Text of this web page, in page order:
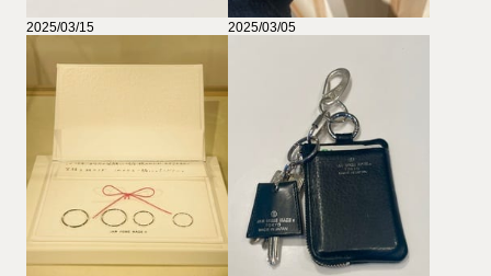
2025/03/15 2025/03/05